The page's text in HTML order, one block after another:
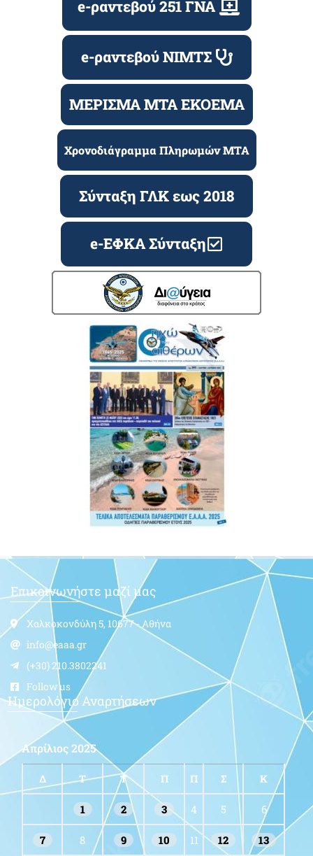
e-ραντεβού 251 ΓΝΑ
e-ραντεβού ΝΙΜΤΣ
ΜΕΡΙΣΜΑ ΜΤΑ ΕΚΟΕΜΑ
Χρονοδιάγραμμα Πληρωμών ΜΤΑ
Σύνταξη ΓΛΚ εως 2018
e-ΕΦΚΑ Σύνταξη
Επικοινωνήστε μαζί μας
Χαλκοκονδύλη 5, 10677 - Αθήνα
info@eaaa.gr
(+30) 210.3802241
Follow us
Ημερολόγιο Αναρτήσεων
Απρίλιος 2025
Δ Τ Τ Π Π Σ Κ
1 2 3 4 5 6
7 8 9 10 11 12 13